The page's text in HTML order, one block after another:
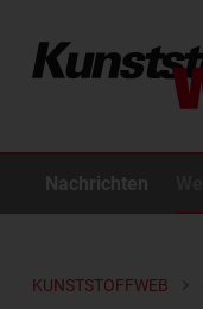
Nachrichten
KUNSTSTOFFWEB